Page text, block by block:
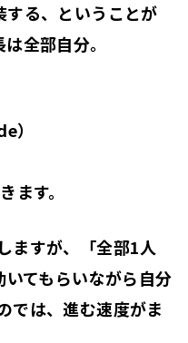
る、ということが
全部自分。
）
ます。
ますが、「全部1人
てもらいながら自分
では、進む速度がま